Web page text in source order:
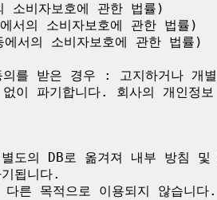
비자보호에 관한 법률)
의 소비자보호에 관한 법률)
서의 소비자보호에 관한 법률)
를 받은 경우 : 고지하거나 개
이 파기합니다. 회사의 개인정
도의 DB로 옮겨져 내부 방침
됩니다.
른 목적으로 이용되지 않습니다.